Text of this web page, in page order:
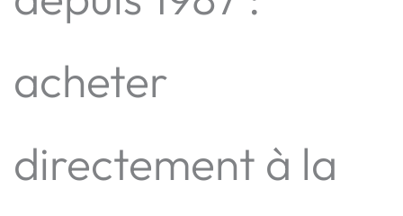
acheter
directement à la